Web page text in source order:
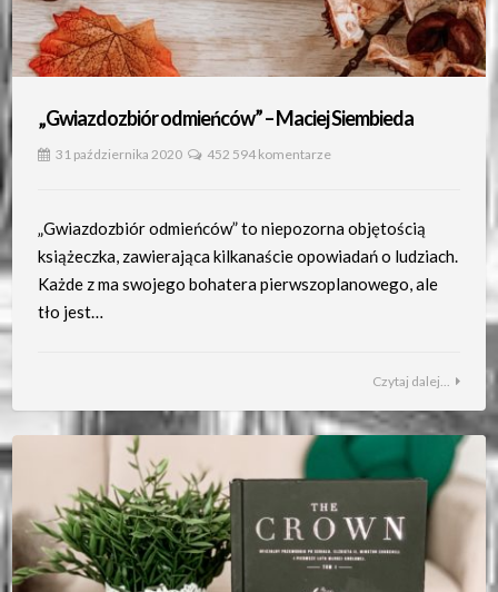
„Gwiazdozbiór odmieńców” – Maciej Siembieda
31 października 2020 452 594 komentarze
„Gwiazdozbiór odmieńców” to niepozorna objętością
książeczka, zawierająca kilkanaście opowiadań o ludziach.
Każde z ma swojego bohatera pierwszoplanowego, ale
tło jest…
Czytaj dalej...